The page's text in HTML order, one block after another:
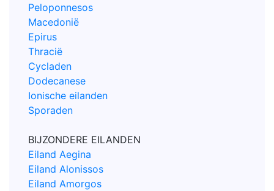
Peloponnesos
Macedonië
Epirus
Thracië
Cycladen
Dodecanese
Ionische eilanden
Sporaden
BIJZONDERE EILANDEN
Eiland Aegina
Eiland Alonissos
Eiland Amorgos